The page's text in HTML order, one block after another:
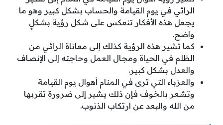
الرائي في يوم القيامة والحساب بشكل كبير وهو ما
يجعل هذه الأفكار تنعكس على شكل رؤية بشكلٍ
واضح.
كما تشير هذه الرؤية كذلك إلى معاناة الرائي من
الظلم في الحياة ومجال العمل وحاجته إلى الإنصاف
والعدل بشكل كبير.
والعزباء التي ترى في المنام أهوال يوم القيامة
وتشعر بالخوف فإن ذلك يشير إلى ضرورة تقربها
من الله والبعد عن ارتكاب الذنوب.